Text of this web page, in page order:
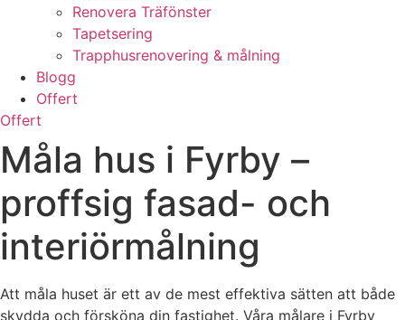
Renovera Träfönster
Tapetsering
Trapphusrenovering & målning
Blogg
Offert
Offert
Måla hus i Fyrby –
proffsig fasad- och
interiörmålning
Att måla huset är ett av de mest effektiva sätten att både
skydda och försköna din fastighet. Våra målare i Fyrby